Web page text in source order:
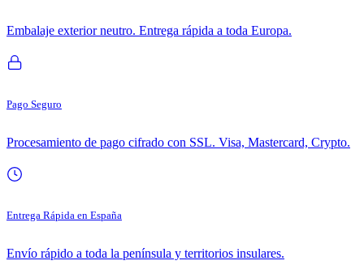
Embalaje exterior neutro. Entrega rápida a toda Europa.
Pago Seguro
Procesamiento de pago cifrado con SSL. Visa, Mastercard, Crypto.
Entrega Rápida en España
Envío rápido a toda la península y territorios insulares.